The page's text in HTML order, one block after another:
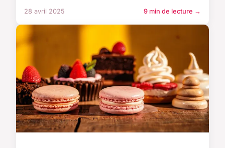
28 avril 2025 9 min de lecture →